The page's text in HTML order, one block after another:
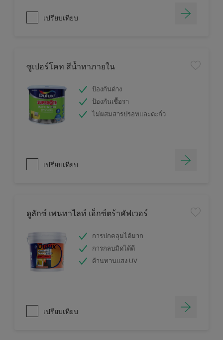
เปรียบเทียบ
ซูเปอร์โคท สีน้ำทาภายใน
ป้องกันด่าง
ป้องกันเชื้อรา
ไม่ผสมสารปรอทและตะกั่ว
เปรียบเทียบ
ดูลักซ์ เพนทาไลท์ เอ็กซ์ตร้าคัฟเวอร์
การปกคลุมได้มาก
การกลบมิดได้ดี
ต้านทานแสง UV
เปรียบเทียบ